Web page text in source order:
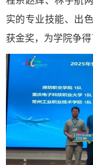
实的专业技能、出
获金奖，为学院争得